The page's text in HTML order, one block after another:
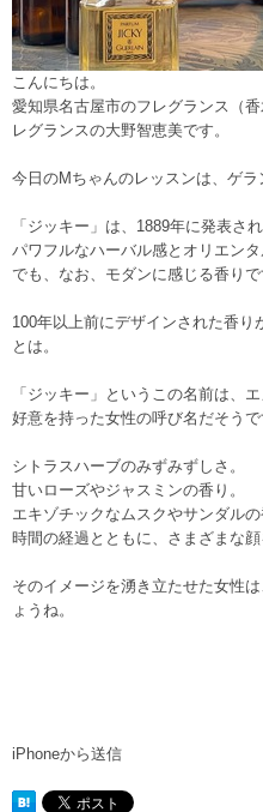
こんにちは。
愛知県名古屋市のフレグランス（
レグランスの大野智恵美です。
今日のMちゃんのレッスンは、ゲラ
「ジッキー」は、1889年に発表さ
パワフルなハーバル感とオリエン
でも、なお、モダンに感じる香りで
100年以上前にデザインされた香
とは。
「ジッキー」というこの名前は、
好意を持った女性の呼び名だそうで
シトラスハーブのみずみずしさ。
甘いローズやジャスミンの香り。
エキゾチックなムスクやサンダルの
時間の経過とともに、さまざまな
そのイメージを湧き立たせた女性
ょうね。
iPhoneから送信